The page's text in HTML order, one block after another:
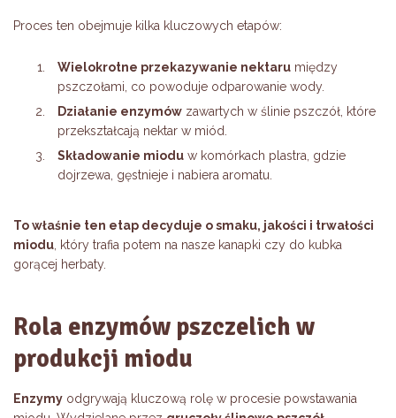
Proces ten obejmuje kilka kluczowych etapów:
Wielokrotne przekazywanie nektaru między
pszczołami, co powoduje odparowanie wody.
Działanie enzymów zawartych w ślinie pszczół, które
przekształcają nektar w miód.
Składowanie miodu w komórkach plastra, gdzie
dojrzewa, gęstnieje i nabiera aromatu.
To właśnie ten etap decyduje o smaku, jakości i trwałości
miodu, który trafia potem na nasze kanapki czy do kubka
gorącej herbaty.
Rola enzymów pszczelich w
produkcji miodu
Enzymy odgrywają kluczową rolę w procesie powstawania